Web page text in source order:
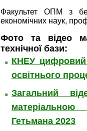
Факультет ОПМ з
економічних наук,
Фото та відео
технічної бази:
КНЕУ цифровий
освітнього
Загальний
Гетьмана 2023